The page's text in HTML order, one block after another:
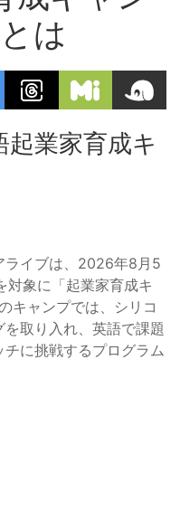
は
業家育成キ
ライブは、2026年8月5
対象に「起業家育成キ
キャンプでは、シリコ
取り入れ、英語で課題
に挑戦するプログラム